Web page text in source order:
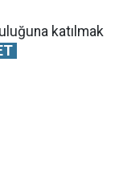
katılmak